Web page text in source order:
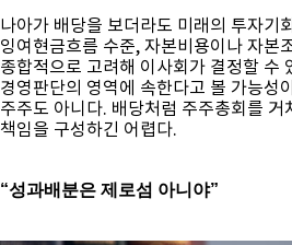
나아가 배당을 보더라도 미래의 투자기
잉여현금흐름 수준, 자본비용이나 자본
종합적으로 고려해 이사회가 결정할 수
경영판단의 영역에 속한다고 볼 가능성
주주도 아니다. 배당처럼 주주총회를 거
책임을 구성하긴 어렵다.
“성과배분은 제로섬 아니야”